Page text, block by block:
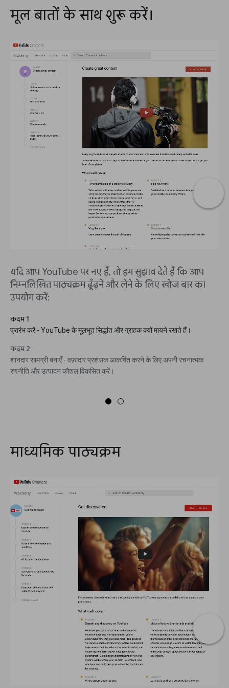
मूल बातों के साथ शुरू करें।
यदि आप YouTube पर नए हैं, तो हम सुझाव देते हैं कि आप
निम्नलिखित पाठ्यक्रम ढूँढ़ने और लेने के लिए खोज बार का
उपयोग करें:
कदम 1
प्रारंभ करें - YouTube के मूलभूत सिद्धांत और ग्राहक क्यों मायने रखते हैं।
कदम 2
शानदार सामग्री बनाएँ - वफ़ादार प्रशंसक आकर्षित करने के लिए अपनी रचनात्मक
रणनीति और उत्पादन कौशल विकसित करें।
माध्यमिक पाठ्यक्रम